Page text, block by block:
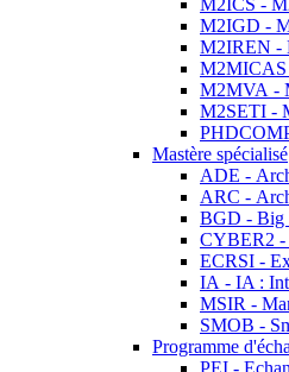
M2ICS -
M2IGD -
M2IREN -
M2MICAS
M2MVA -
M2SETI -
Mastère spécialisé
ADE -
ARC -
BGD - Big
CYBER2 -
ECRSI -
IA - IA :
MSIR -
SMOB -
Programme
PEI -